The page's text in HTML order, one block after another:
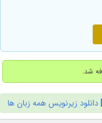
دانلود زیرنویس همه زبان ها